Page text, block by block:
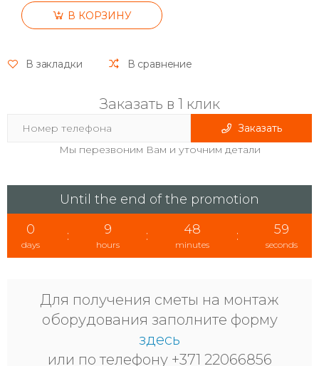
В КОРЗИНУ
В закладки В сравнение
Заказать в 1 клик
Заказать
Мы перезвоним Вам и уточним детали
Until the end of the promotion
0
days
: 9
hours
: 48
minutes
: 59
seconds
Для получения сметы на монтаж
оборудования заполните форму
здесь
или по телефону +371 22066856